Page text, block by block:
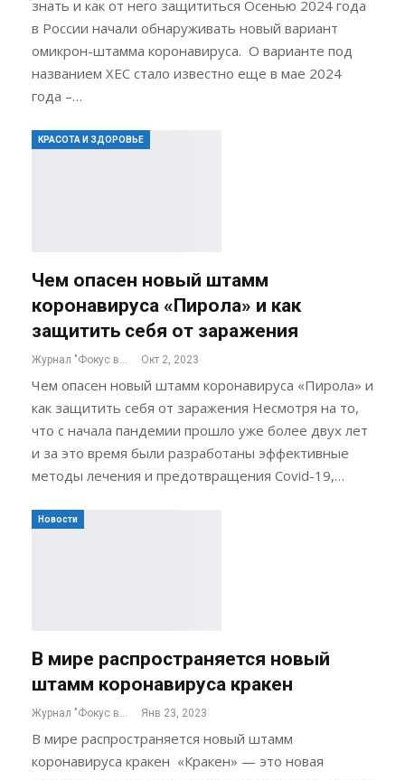
знать и как от него защититься Осенью 2024 года
в России начали обнаруживать новый вариант
омикрон-штамма коронавируса. О варианте под
названием ХЕС стало известно еще в мае 2024
года –…
КРАСОТА И ЗДОРОВЬЕ
Чем опасен новый штамм
коронавируса «Пирола» и как
защитить себя от заражения
Журнал "Фокус внимания" Окт 2, 2023
Чем опасен новый штамм коронавируса «Пирола» и
как защитить себя от заражения Несмотря на то,
что с начала пандемии прошло уже более двух лет
и за это время были разработаны эффективные
методы лечения и предотвращения Covid-19,…
Новости
В мире распространяется новый
штамм коронавируса кракен
Журнал "Фокус внимания" Янв 23, 2023
В мире распространяется новый штамм
коронавируса кракен «Кракен» — это новая